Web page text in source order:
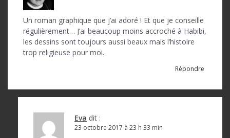
Un roman graphique que j’ai adoré ! Et que je conseille
régulièrement… J’ai beaucoup moins accroché à Habibi,
les dessins sont toujours aussi beaux mais l’histoire
trop religieuse pour moi.
Répondre
Eva dit :
23 octobre 2017 à 23 h 33 min